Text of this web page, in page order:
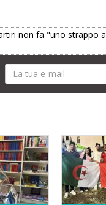
non fa "uno strappo